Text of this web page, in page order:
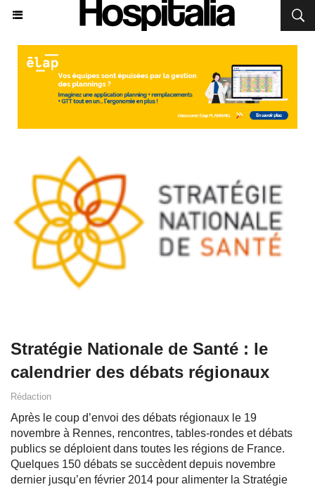
Stratégie Nationale de Santé : le
calendrier des débats régionaux
Rédaction
Après le coup d’envoi des débats régionaux le 19
novembre à Rennes, rencontres, tables-rondes et débats
publics se déploient dans toutes les régions de France.
Quelques 150 débats se succèdent depuis novembre
dernier jusqu’en février 2014 pour alimenter la Stratégie